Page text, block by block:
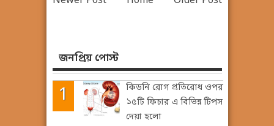
জনপ্রিয় পোস্ট
কিডনি রোগ প্রতিরোধ ওপর
১৫টি ফিচার এ বিভিন্ন টিপস
দেয়া হলো